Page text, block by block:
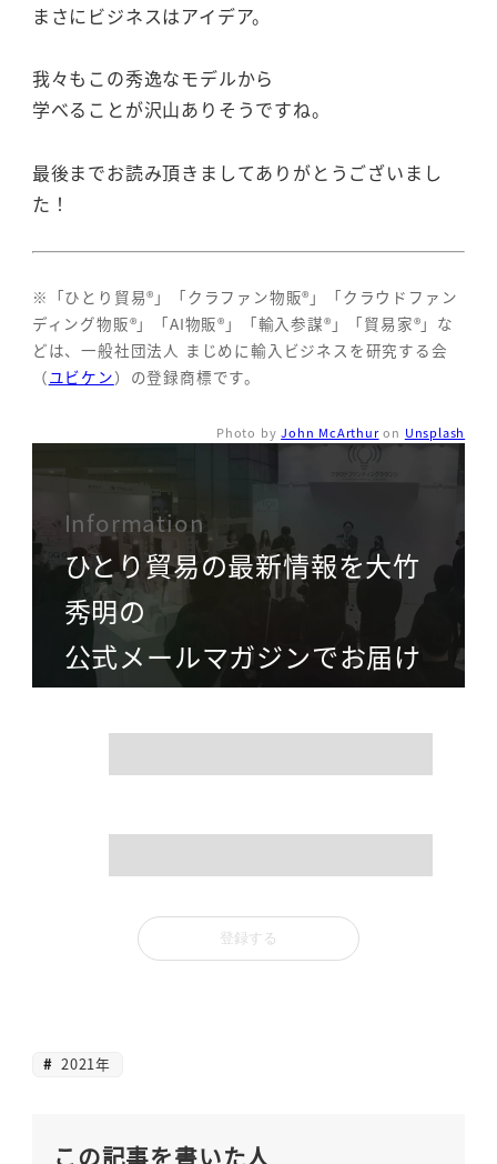
まさにビジネスはアイデア。
我々もこの秀逸なモデルから
学べることが沢山ありそうですね。
最後までお読み頂きましてありがとうございまし
た！
※「ひとり貿易®」「クラファン物販®」「クラウドファン
ディング物販®」「AI物販®」「輸入参謀®」「貿易家®」な
どは、一般社団法人 まじめに輸入ビジネスを研究する会
（ユビケン）の登録商標です。
Photo byJohn McArthuron Unsplash
Information
ひとり貿易の最新情報を大竹
秀明の
公式メールマガジンでお届け
2021年
この記事を書いた人